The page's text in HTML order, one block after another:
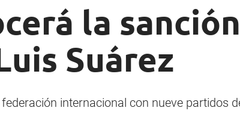
la sanción
Suárez
internacional con nueve partidos